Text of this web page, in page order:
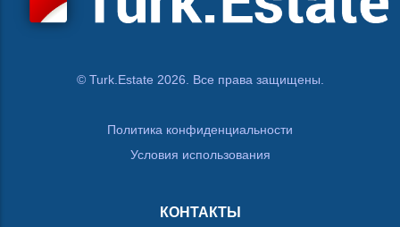
© Turk.Estate 2026. Все права защищены.
Политика конфиденциальности
Условия использования
КОНТАКТЫ